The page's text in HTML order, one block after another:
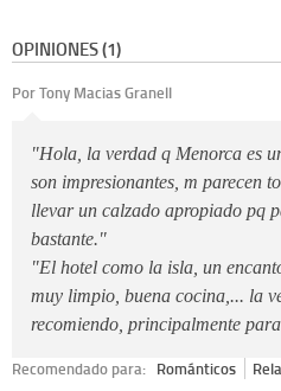
OPINIONES (1)
Por Tony Macias Granell
"Hola, la verdad q Menorca es
son impresionantes, m parecen
llevar un calzado apropiado pq
bastante."
"El hotel como la isla, un
muy limpio, buena cocina,... la
recomiendo, principalmente
Recomendado para: Románticos